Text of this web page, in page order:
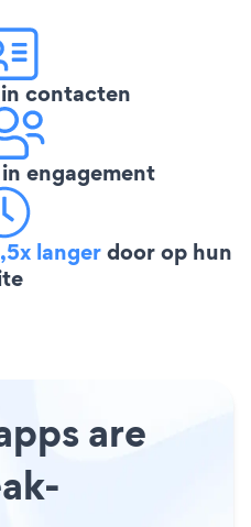
in contacten
in engagement
langerdoor op hun
are